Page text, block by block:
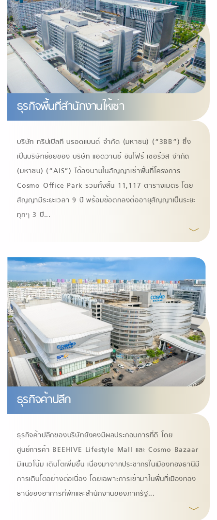
ธุรกิจพื้นที่สํานักงานให้เช่า
บริษัท ทริปเปิลที บรอดแบนด์ จํากัด (มหาชน) (“3BB”) ซึ่ง
เป็นบริษัทย่อยของ บริษัท แอดวานซ์ อินโฟร์ เซอร์วิส จํากัด
(มหาชน) (“AIS”) ได้ลงนามในสัญญาเช่าพื้นที่โครงการ
Cosmo Office Park รวมทั้งสิ้น 11,117 ตารางเมตร โดย
สัญญามีระยะเวลา 9 ปี พร้อมข้อตกลงต่ออายุสัญญาเป็นระยะ
ทุกๆ 3 ปี...
﹀
ธุรกิจค้าปลีก
ธุรกิจค้าปลีกของบริษัทยังคงมีผลประกอบการที่ดี โดย
ศูนย์การค้า BEEHIVE Lifestyle Mall และ Cosmo Bazaar
มีแนวโน้ม เติบโตเพิ่มขึ้น เนื่องมาจากประชากรในเมืองทองธานีมี
การเติบโตอย่างต่อเนื่อง โดยเฉพาะการเข้ามาในพื้นที่เมืองทอง
ธานีของอาคารที่พักและสํานักงานของภาครัฐ...
﹀